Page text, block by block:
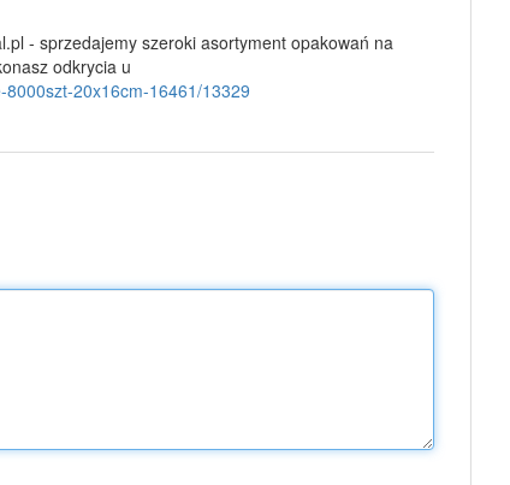
- sprzedajemy szeroki asortyment opakowań na
odkrycia u
20x16cm-16461/13329